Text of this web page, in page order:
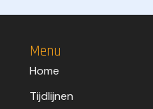
Menu
Home
Tijdlijnen